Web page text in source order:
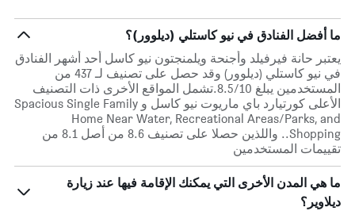
ما أفضل الفنادق في نيو كاستلي (ديلوور)؟
يعتبر حانة فيرفيلد وأجنحة ويلمنجتون نيو كاسل أحد أشهر الفنادق
في نيو كاستلي (ديلوور) وقد حصل على تصنيف لـ 437 من
المستخدمين يبلغ 8.5/10.تشمل المواقع الأخرى ذات التصنيف
الأعلى كورتيارد باي ماريوت نيو كاسل و Spacious Single Family
Home Near Water, Recreational Areas/Parks, and
Shopping.. واللذين حصلا على تصنيف 8.6 من أصل 8.1 من
تقييمات المستخدمين
ما هي المدن الأخرى التي يمكنك الإقامة فيها عند زيارة
ديلاوير؟